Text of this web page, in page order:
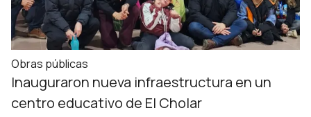
Obras públicas
Inauguraron nueva infraestructura en un
centro educativo de El Cholar